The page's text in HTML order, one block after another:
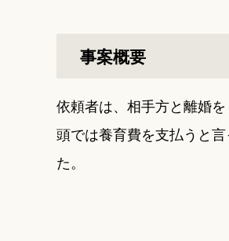
事案概要
依頼者は、相手方と離婚
頭では養育費を支払うと
た。